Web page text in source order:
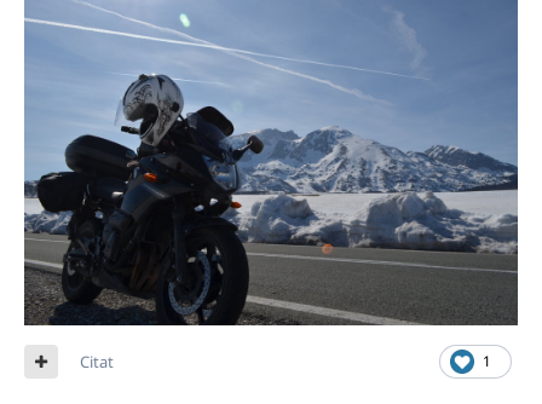
1
Citat